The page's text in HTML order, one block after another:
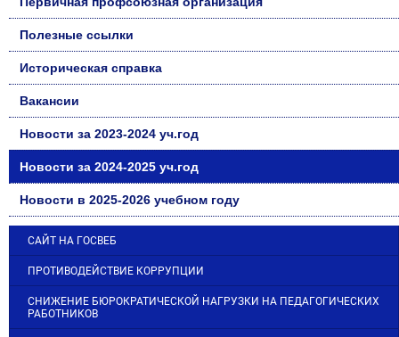
Полезные ссылки
Историческая справка
Вакансии
Новости за 2023-2024 уч.год
Новости за 2024-2025 уч.год
Новости в 2025-2026 учебном году
САЙТ НА ГОСВЕБ
ПРОТИВОДЕЙСТВИЕ КОРРУПЦИИ
СНИЖЕНИЕ БЮРОКРАТИЧЕСКОЙ НАГРУЗКИ НА ПЕДАГОГИЧЕСКИХ
РАБОТНИКОВ